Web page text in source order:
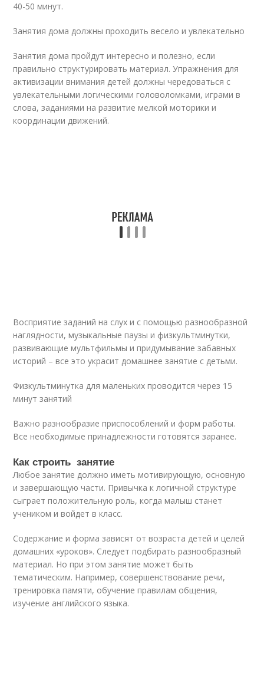
40-50 минут.
Занятия дома должны проходить весело и увлекательно
Занятия дома пройдут интересно и полезно, если
правильно структурировать материал. Упражнения для
активизации внимания детей должны чередоваться с
увлекательными логическими головоломками, играми в
слова, заданиями на развитие мелкой моторики и
координации движений.
Восприятие заданий на слух и с помощью разнообразной
наглядности, музыкальные паузы и физкультминутки,
развивающие мультфильмы и придумывание забавных
историй – все это украсит домашнее занятие с детьми.
Физкультминутка для маленьких проводится через 15
минут занятий
Важно разнообразие приспособлений и форм работы.
Все необходимые принадлежности готовятся заранее.
Как строить занятие
Любое занятие должно иметь мотивирующую, основную
и завершающую части. Привычка к логичной структуре
сыграет положительную роль, когда малыш станет
учеником и войдет в класс.
Содержание и форма зависят от возраста детей и целей
домашних «уроков». Следует подбирать разнообразный
материал. Но при этом занятие может быть
тематическим. Например, совершенствование речи,
тренировка памяти, обучение правилам общения,
изучение английского языка.